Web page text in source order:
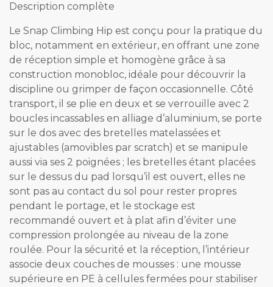
Description complète
Le Snap Climbing Hip est conçu pour la pratique du
bloc, notamment en extérieur, en offrant une zone
de réception simple et homogène grâce à sa
construction monobloc, idéale pour découvrir la
discipline ou grimper de façon occasionnelle. Côté
transport, il se plie en deux et se verrouille avec 2
boucles incassables en alliage d’aluminium, se porte
sur le dos avec des bretelles matelassées et
ajustables (amovibles par scratch) et se manipule
aussi via ses 2 poignées ; les bretelles étant placées
sur le dessus du pad lorsqu’il est ouvert, elles ne
sont pas au contact du sol pour rester propres
pendant le portage, et le stockage est
recommandé ouvert et à plat afin d’éviter une
compression prolongée au niveau de la zone
roulée. Pour la sécurité et la réception, l’intérieur
associe deux couches de mousses : une mousse
supérieure en PE à cellules fermées pour stabiliser